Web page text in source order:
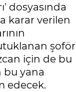
dosyasında
karar verilen
şoför
için de bu
bu yana
edecek.